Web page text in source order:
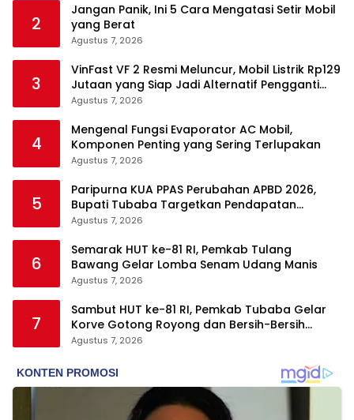
2
Jangan Panik, Ini 5 Cara Mengatasi Setir Mobil
yang Berat
Agustus 7, 2026
3
VinFast VF 2 Resmi Meluncur, Mobil Listrik Rp129
Jutaan yang Siap Jadi Alternatif Pengganti
Motor
Agustus 7, 2026
4
Mengenal Fungsi Evaporator AC Mobil,
Komponen Penting yang Sering Terlupakan
Agustus 7, 2026
5
Paripurna KUA PPAS Perubahan APBD 2026,
Bupati Tubaba Targetkan Pendapatan
Daerah Rp820,3 Miliar
Agustus 7, 2026
6
Semarak HUT ke-81 RI, Pemkab Tulang
Bawang Gelar Lomba Senam Udang Manis
Agustus 7, 2026
7
Sambut HUT ke-81 RI, Pemkab Tubaba Gelar
Korve Gotong Royong dan Bersih-Bersih
Serentak
Agustus 7, 2026